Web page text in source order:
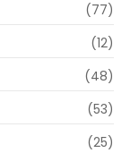
(77)
(12)
(48)
(53)
(25)